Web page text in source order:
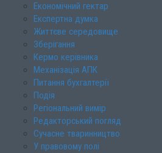
Економічний гектар
Експертна думка
Життєве середовище
Зберігання
Кермо керівника
Механізація АПК
Питання бухгалтерії
Подія
Регіональний вимір
Редакторський погляд
Сучасне тваринництво
У правовому полі